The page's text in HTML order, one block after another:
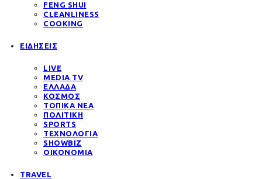
FENG SHUI
CLEANLINESS
COOKING
ΕΙΔΗΣΕΙΣ
LIVE
MEDIA TV
ΕΛΛΑΔΑ
ΚΟΣΜΟΣ
ΤΟΠΙΚΑ ΝΕΑ
ΠΟΛΙΤΙΚΗ
SPORTS
ΤΕΧΝΟΛΟΓΙΑ
SHOWBIZ
ΟΙΚΟΝΟΜΙΑ
TRAVEL